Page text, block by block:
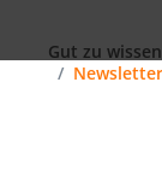
Gut zu wissen